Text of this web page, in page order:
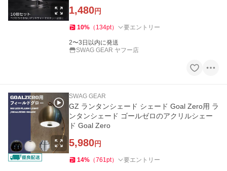
1,480円
10% （ 134pt） 要エントリー
2〜3日以内に発送
SWAG GEAR ヤフー店
SWAG GEAR
GZ ランタンシェード シェード Goal Zero用 ラ
ンタンシェード ゴールゼロのアクリルシェー
ド Goal Zero
5,980円
14% （761pt） 要エントリー